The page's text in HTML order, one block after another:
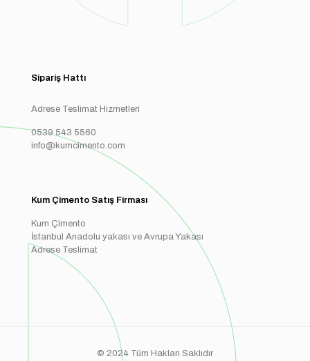
Sipariş Hattı
Adrese Teslimat Hizmetleri
0539 543 5560
info@kumcimento.com
Kum Çimento Satış Firması
Kum Çimento
İstanbul Anadolu yakası ve Avrupa Yakası
Adrese Teslimat
© 2024 Tüm Hakları Saklıdır